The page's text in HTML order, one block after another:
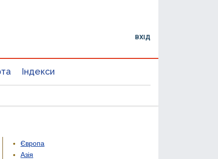
ВХІД
Індекси
Європа
Азія